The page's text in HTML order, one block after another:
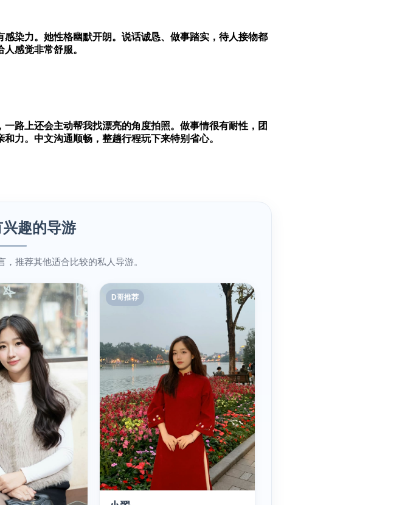
染力。她性格幽默开朗。说话诚恳、做事踏实，待人接物都
感觉非常舒服。
路上还会主动帮我找漂亮的角度拍照。做事情很有耐性，团
力。中文沟通顺畅，整趟行程玩下来特别省心。
趣的导游
推荐其他适合比较的私人导游。
D哥推荐